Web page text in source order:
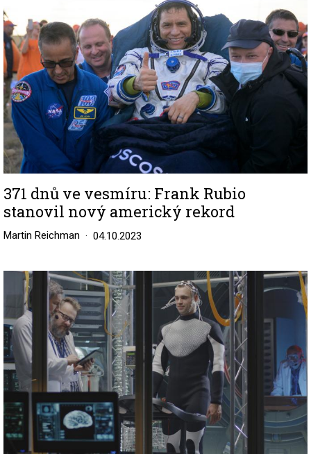
371 dnů ve vesmíru: Frank Rubio
stanovil nový americký rekord
Martin Reichman 04.10.2023
Image